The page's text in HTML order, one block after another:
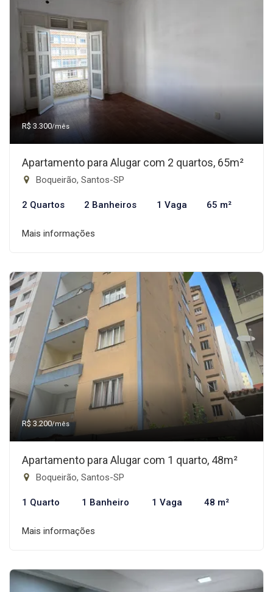
R$ 3.300/mês
Apartamento para Alugar com 2 quartos, 65m²
Boqueirão, Santos-SP
2 Quartos 2 Banheiros 1 Vaga 65 m²
Mais informações
R$ 3.200/mês
Apartamento para Alugar com 1 quarto, 48m²
Boqueirão, Santos-SP
1 Quarto 1 Banheiro 1 Vaga 48 m²
Mais informações